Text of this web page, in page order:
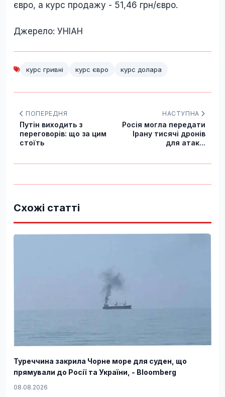
євро, а курс продажу - 51,46 грн/євро.
Джерело: УНІАН
курс гривні курс євро курс долара
ПОПЕРЕДНЯ
Путін виходить з
переговорів: що за цим
стоїть
НАСТУПНА
Росія могла передати
Ірану тисячі дронів
для атак...
Схожі статті
Туреччина закрила Чорне море для суден, що
прямували до Росії та України, - Bloomberg
08.08.2026